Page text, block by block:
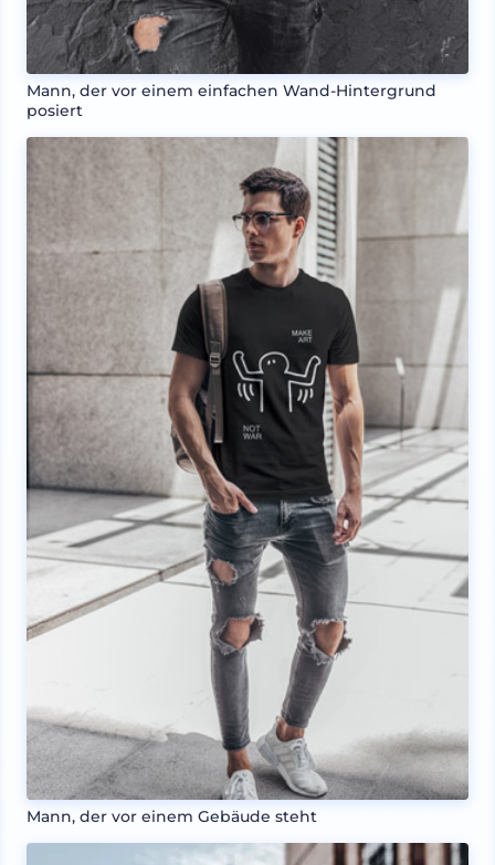
Mann, der vor einem einfachen Wand-Hintergrund
posiert
Mann, der vor einem Gebäude steht